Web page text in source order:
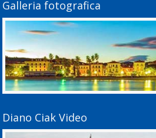
Galleria fotografica
Diano Ciak Video